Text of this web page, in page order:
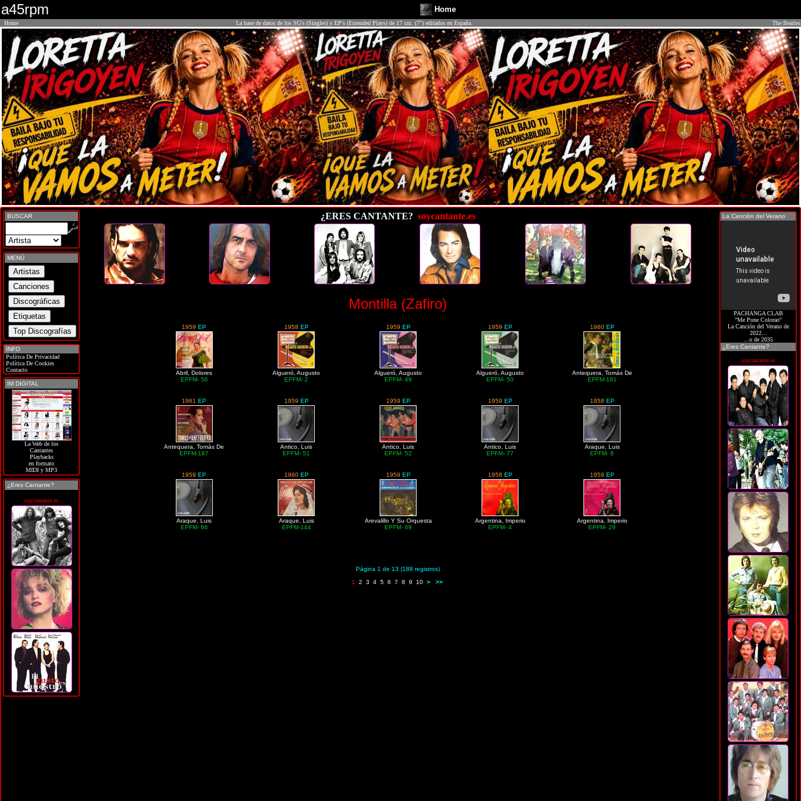
a45rpm Home
Home La base de datos de los SG's (Singles) y EP's (Extended Plays) de 17 cm. (7") editados en España. The Beatles
BUSCAR
MENÚ
INFO
Política De Privacidad
Política De Cookies
Contacto
IM DIGITAL
La Web de los
Cantantes
Playbacks
en formato
MIDI y MP3
¿Eres Cantante?
soycantante.es
¿ERES CANTANTE? soycantante.es
Montilla (Zafiro)
1959 EP
Abril, Dolores
EPFM- 56
1958 EP
Algueró, Augusto
EPFM- 2
1959 EP
Algueró, Augusto
EPFM- 49
1959 EP
Algueró, Augusto
EPFM- 50
1960 EP
Antequera, Tomás De
EPFM-181
1961 EP
Antequera, Tomás De
EPFM-187
1959 EP
Antico, Luis
EPFM- 51
1959 EP
Antico, Luis
EPFM- 52
1959 EP
Antico, Luis
EPFM- 77
1958 EP
Araque, Luis
EPFM- 8
1959 EP
Araque, Luis
EPFM- 66
1960 EP
Araque, Luis
EPFM-144
1959 EP
Arevalillo Y Su Orquesta
EPFM- 69
1958 EP
Argentina, Imperio
EPFM- 4
1959 EP
Argentina, Imperio
EPFM- 29
Página 1 de 13 (188 registros)
1 2 3 4 5 6 7 8 9 10 > >>
La Canción del Verano
PACHANGA CLAB
"Me Pone Colorao"
La Canción del Verano de
2022...
...o de 2035
¿Eres Cantante?
soycantante.es